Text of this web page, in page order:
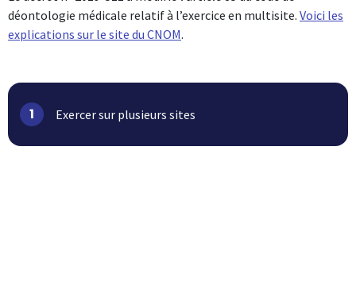
déontologie médicale relatif à l’exercice en multisite. Voici les
explications sur le site du CNOM.
1 Exercer sur plusieurs sites